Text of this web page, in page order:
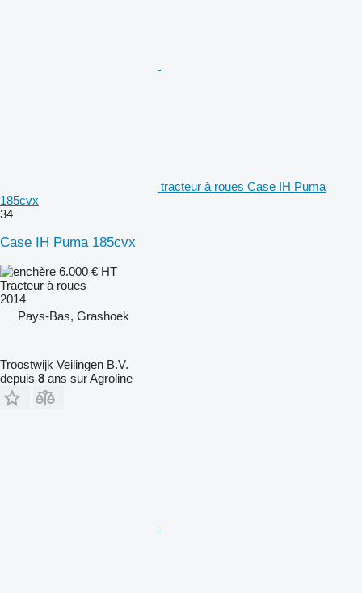
tracteur à roues Case IH Puma
185cvx
34
Case IH Puma 185cvx
6.000 € HT
Tracteur à roues
2014
Pays-Bas, Grashoek
Troostwijk Veilingen B.V.
depuis 8 ans sur Agroline